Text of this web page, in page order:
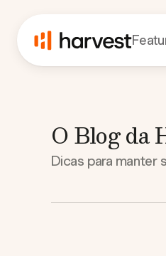
O Blog da
Dicas para manter